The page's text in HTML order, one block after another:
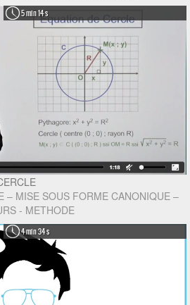
5 min 14 s
– MISE SOUS FORME CANONIQUE –
- METHODE
4 min 34 s